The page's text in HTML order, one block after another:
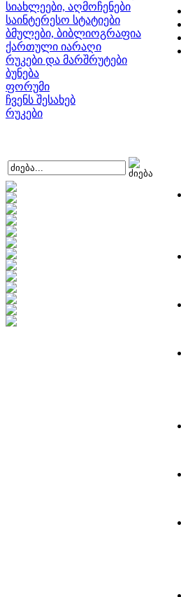
სიახლეები, აღმოჩენები
საინტერესო სტატიები
ბმულები, ბიბლიოგრაფია
ქართული იარაღი
რუკები და მარშრუტები
ბუნება
ფორუმი
ჩვენს შესახებ
რუკები